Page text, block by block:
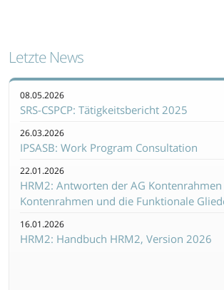
Letzte News
08.05.2026
SRS-CSPCP: Tätigkeitsbericht 2025
26.03.2026
IPSASB: Work Program Consultation
22.01.2026
HRM2: Antworten der AG
Kontenrahmen und die Funktionale
16.01.2026
HRM2: Handbuch HRM2, Version 2026